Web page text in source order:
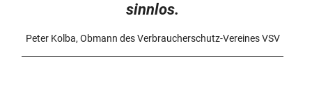
sinnlos.
Peter Kolba, Obmann des Verbraucherschutz-Vereines VSV